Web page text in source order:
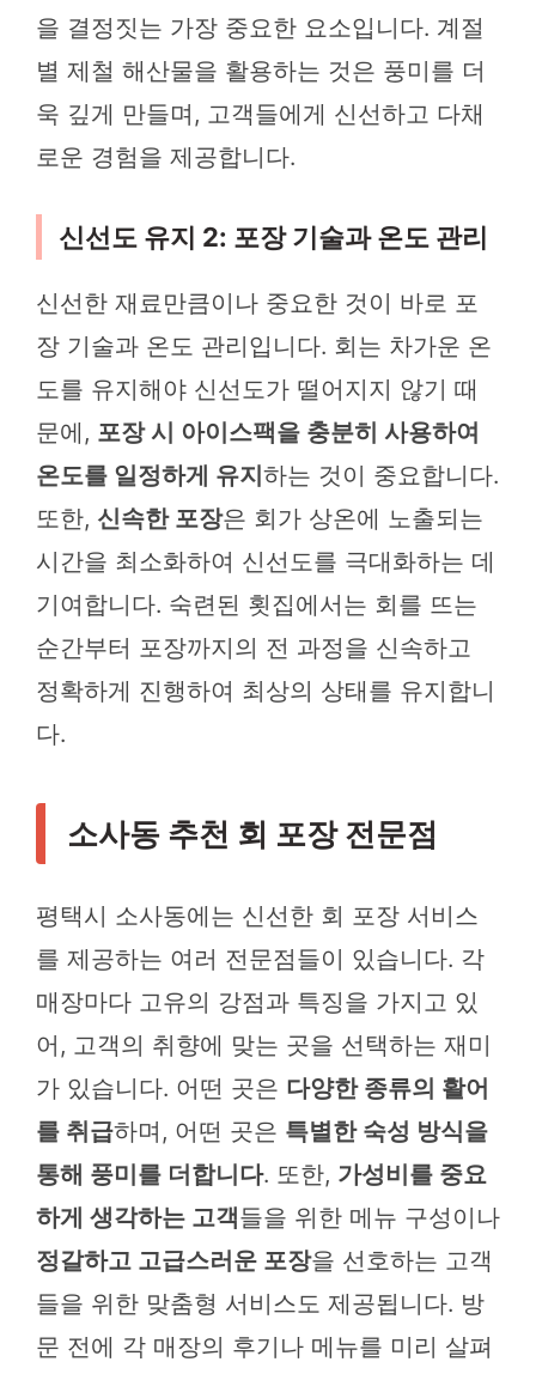
을 결정짓는 가장 중요한 요소입니다. 계절
별 제철 해산물을 활용하는 것은 풍미를 더
욱 깊게 만들며, 고객들에게 신선하고 다채
로운 경험을 제공합니다.
신선도 유지 2: 포장 기술과 온도 관리
신선한 재료만큼이나 중요한 것이 바로 포
장 기술과 온도 관리입니다. 회는 차가운 온
도를 유지해야 신선도가 떨어지지 않기 때
문에, 포장 시 아이스팩을 충분히 사용하여
온도를 일정하게 유지 하는 것이 중요합니다.
또한, 신속한 포장은 회가 상온에 노출되는
시간을 최소화하여 신선도를 극대화하는 데
기여합니다. 숙련된 횟집에서는 회를 뜨는
순간부터 포장까지의 전 과정을 신속하고
정확하게 진행하여 최상의 상태를 유지합니
다.
소사동 추천 회 포장 전문점
평택시 소사동에는 신선한 회 포장 서비스
를 제공하는 여러 전문점들이 있습니다. 각
매장마다 고유의 강점과 특징을 가지고 있
어, 고객의 취향에 맞는 곳을 선택하는 재미
가 있습니다. 어떤 곳은 다양한 종류의 활어
를 취급하며, 어떤 곳은 특별한 숙성 방식을
통해 풍미를 더합니다. 또한, 가성비를 중요
하게 생각하는 고객들을 위한 메뉴 구성이나
정갈하고 고급스러운 포장을 선호하는 고객
들을 위한 맞춤형 서비스도 제공됩니다. 방
문 전에 각 매장의 후기나 메뉴를 미리 살펴